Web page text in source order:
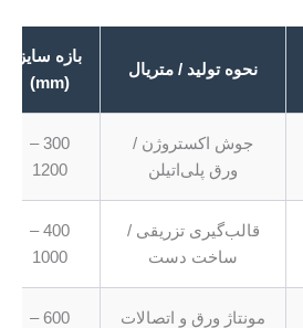
نحوه تولید / متریال
بازه سایز
(mm)
جوش اکستروژن /
ورق پلی‌اتیلن
300 –
1200
قالب‌گیری تزریقی /
ساخت دست
400 –
1000
مونتاژ ورق و اتصالات
600 –